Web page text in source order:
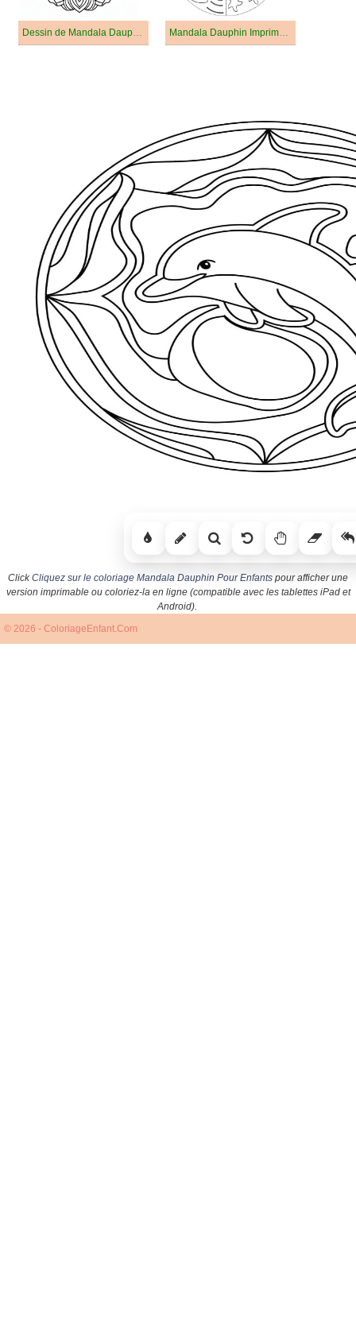
Dessin de Mandala Dauphin Gratuit Mandala Dauphin Imprimable Pour les Enfants
ClickCliquez sur le coloriage Mandala Dauphin Pour Enfants pour afficher une
version imprimable ou coloriez-la en ligne (compatible avec les tablettes iPad et
Android).
© 2026 - ColoriageEnfant.Com